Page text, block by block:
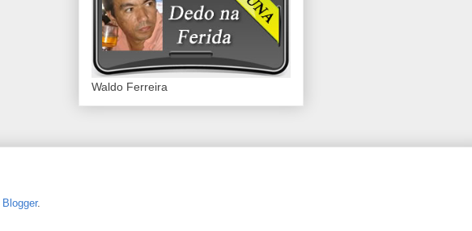
Waldo Ferreira
Blogger.